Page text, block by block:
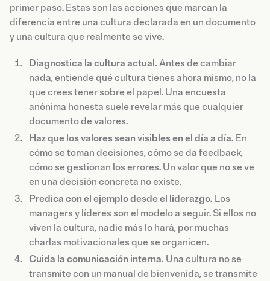
primer paso. Estas son las acciones que marcan la
diferencia entre una cultura declarada en un documento
y una cultura que realmente se vive.
Diagnostica la cultura actual. Antes de cambiar
nada, entiende qué cultura tienes ahora mismo, no la
que crees tener sobre el papel. Una encuesta
anónima honesta suele revelar más que cualquier
documento de valores.
Haz que los valores sean visibles en el día a día. En
cómo se toman decisiones, cómo se da feedback,
cómo se gestionan los errores. Un valor que no se ve
en una decisión concreta no existe.
Predica con el ejemplo desde el liderazgo. Los
managers y líderes son el modelo a seguir. Si ellos no
viven la cultura, nadie más lo hará, por muchas
charlas motivacionales que se organicen.
Cuida la comunicación interna. Una cultura no se
transmite con un manual de bienvenida, se transmite